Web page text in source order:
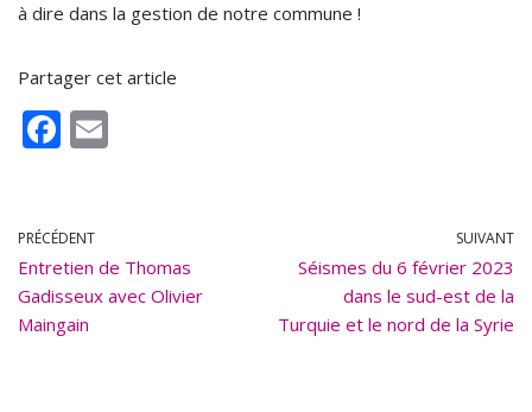
à dire dans la gestion de notre commune !
Partager cet article
F
b
o
o
PRÉCÉDENT
Entretien de Thomas
Gadisseux avec Olivier
Maingain
SUIVANT
Séismes du 6 février 2023
dans le sud-est de la
Turquie et le nord de la Syrie